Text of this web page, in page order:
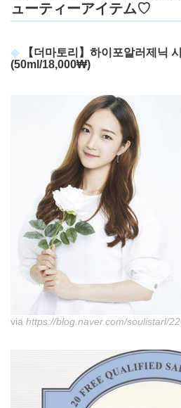
ューティーアイテム♡
【더마토리】하이포알러제닉
(50ml/18,000₩)
via https://blog.naver.com/soulistarl/